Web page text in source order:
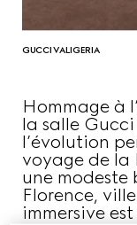
GUCCI VALIGERIA
Hommage à
la salle
l’évolution
voyage de la
une
Florence,
immersive